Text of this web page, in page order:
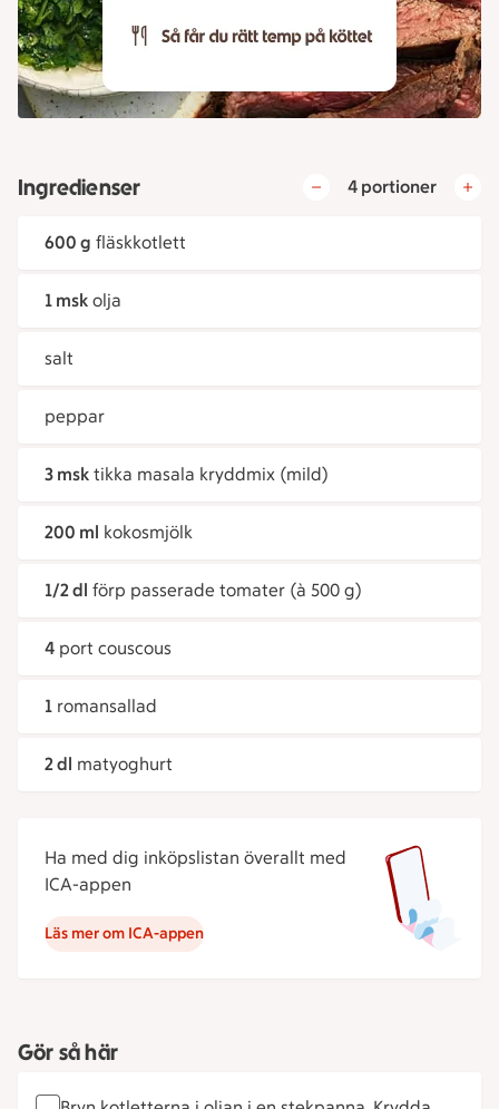
Ingredienser 4 portioner
600 g fläskkotlett
1 msk olja
salt
peppar
3 msk tikka masala kryddmix (mild)
200 ml kokosmjölk
1/2 dl förp passerade tomater (à 500 g)
4 port couscous
1 romansallad
2 dl matyoghurt
Ha med dig inköpslistan överallt med
ICA-appen
Läs mer om ICA-appen
Gör så här